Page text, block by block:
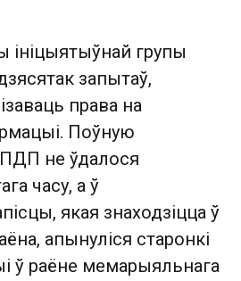
ініцыятыўнай групы
запытаў,
права на
Поўную
не ўдалося
часу, а ў
якая знаходзіцца ў
апынуліся старонкі
ў раёне мемарыяльнага